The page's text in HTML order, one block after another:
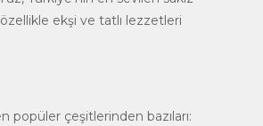
ekşi ve tatlı lezzetleri
popüler çeşitlerinden bazıları: